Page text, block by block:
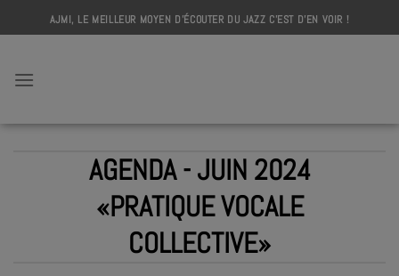
to
AJMI, LE MEILLEUR MOYEN D'ÉCOUTER DU JAZZ C'EST D'EN VOIR !
AGENDA - JUIN 2024
«PRATIQUE VOCALE
COLLECTIVE»